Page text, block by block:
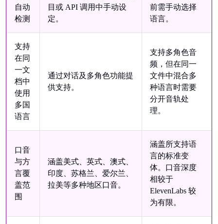
自动
检测
目或 API 调用中手动设
定。
前需手动选择
语言。
支持
在同
一文
档中
使用
多国
语言
通过对话及多角色功能提
供支持。
支持多角色音
频，但在同一
文件中混合多
种语言时需要
分开音轨处
理。
口音
与方
言覆
盖范
围
涵盖美式、英式、澳式、
印度、苏格兰、爱尔兰、
拉美等多种地区口音。
涵盖所支持语
言的标准变
体。口音深度
相较于
ElevenLabs 较
为有限。